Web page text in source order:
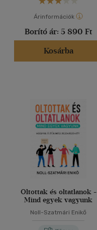
Árinformációk
Borító ár: 5 890 Ft
Kosárba
Oltottak és oltatlanok -
Mind egyek vagyunk
Noll-Szatmári Enikő